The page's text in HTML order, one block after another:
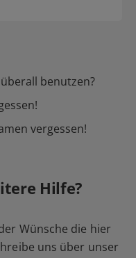
benutzen?
vergessen!
Hilfe?
Wünsche die hier
uns über unser